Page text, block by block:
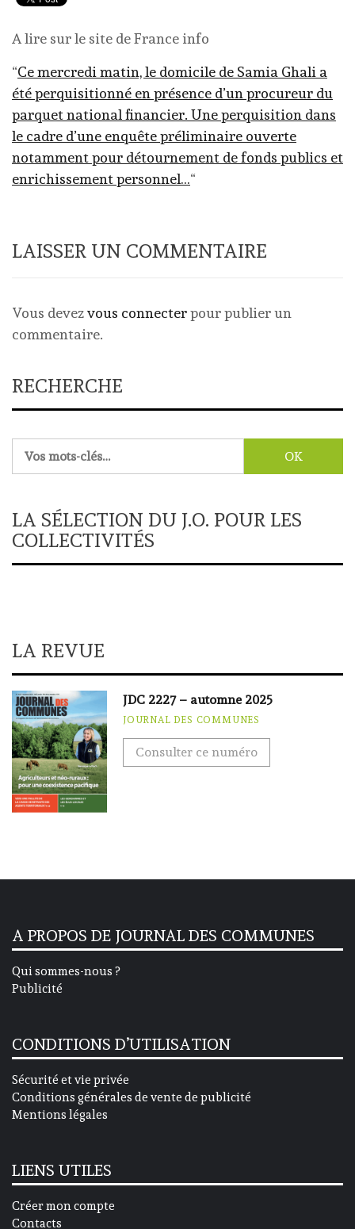
A lire sur le site de France info
“Ce mercredi matin, le domicile de Samia Ghali a
été perquisitionné en présence d’un procureur du
parquet national financier. Une perquisition dans
le cadre d’une enquête préliminaire ouverte
notamment pour détournement de fonds publics et
enrichissement personnel…“
LAISSER UN COMMENTAIRE
Vous devezvous connecterpour publier un
commentaire.
RECHERCHE
LA SÉLECTION DU J.O. POUR LES
COLLECTIVITÉS
LA REVUE
JDC 2227 – automne 2025
JOURNAL DES COMMUNES
Consulter ce numéro
A PROPOS DE JOURNAL DES COMMUNES
Qui sommes-nous ?
Publicité
CONDITIONS D’UTILISATION
Sécurité et vie privée
Conditions générales de vente de publicité
Mentions légales
LIENS UTILES
Créer mon compte
Contacts